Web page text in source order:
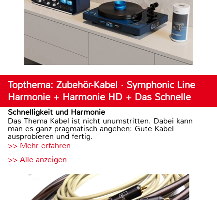
Topthema: Zubehör-Kabel · Symphonic Line
Harmonie + Harmonie HD + Das Schnelle
Schnelligkeit und Harmonie
Das Thema Kabel ist nicht unumstritten. Dabei kann
man es ganz pragmatisch angehen: Gute Kabel
ausprobieren und fertig.
>> Mehr erfahren
>> Alle anzeigen